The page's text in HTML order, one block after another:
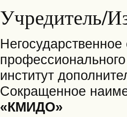
Учредитель/
институт
Сокращенное
«КМИДО»